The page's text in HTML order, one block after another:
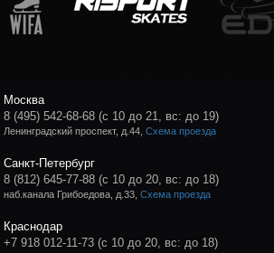
Москва
8 (495) 542-68-68 (с 10 до 21, вс: до 19)
Ленинградский проспект, д.44, Схема проезда
Санкт-Петербург
8 (812) 645-77-88 (с 10 до 20, вс: до 18)
наб.канала Грибоедова, д.33, Схема проезда
Краснодар
+7 918 012-11-73 (с 10 до 20, вс: до 18)